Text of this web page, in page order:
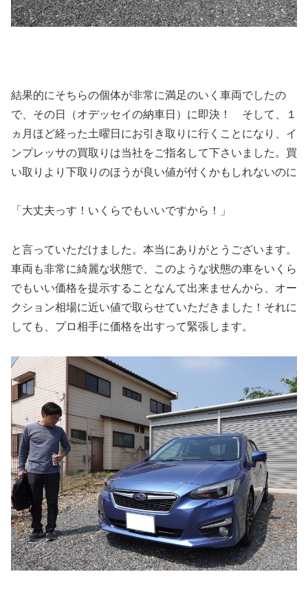
結果的にそちらの個体が非常に満足のいく車両でしたの
で、その日（オデッセイの納車日）に即決！ そして、１
ヵ月ほど経った土曜日にお引き取りに行くことになり、イ
ンプレッサの買取りは当社をご指名して下さいました。買
い取りより下取りのほうが良い値が付くかもしれないのに
「大丈夫っす！いくらでもいいですから！」
と言っていただけました。本当にありがとうございます。
車両も非常に綺麗な状態で、このような状態の車をいくら
でもいい価格を提示することなんて出来ませんから、オー
クション相場に近い値で取らせていただきました！それに
しても、プロ相手に価格を出すって緊張します。